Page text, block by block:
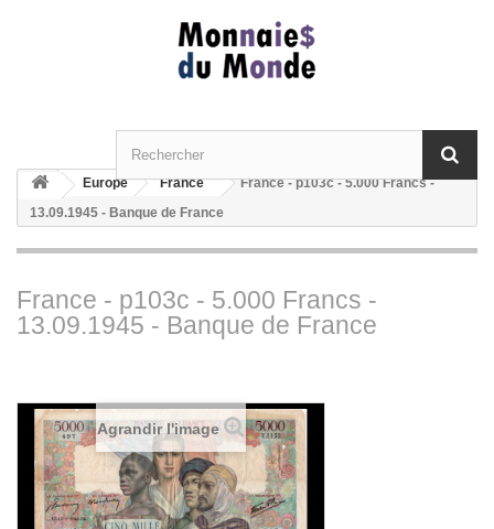
Europe France
France - p103c - 5.000 Francs -
13.09.1945 - Banque de France
France - p103c - 5.000 Francs -
13.09.1945 - Banque de France
Agrandir l'image